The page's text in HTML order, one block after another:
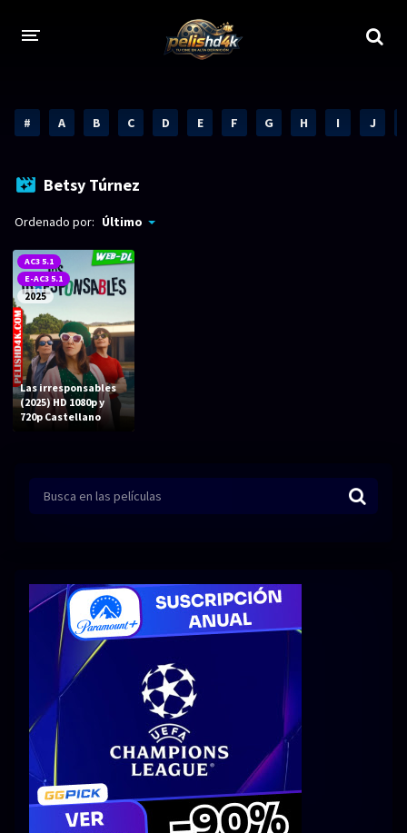
1080p 1080p Full HD
2160p 4K HDR
2160p REMUX 4K
720p
h265 HEVC
Bluray Completos
GÉNEROS
Acción
Comedia Crimen
Terror
Fantástico Romance
Bélico Thriller
Biográfico
SERIES
Series 1080p Series 4K HDR
Series 720p 2160p 4K SDR
Series 1080p 60 FPS
# A B C D E F G H I J
Betsy Túrnez
Ordenado por: Último
AC3 5.1
E-AC3 5.1
2025
Las irresponsables
(2025) HD 1080p y
720p Castellano